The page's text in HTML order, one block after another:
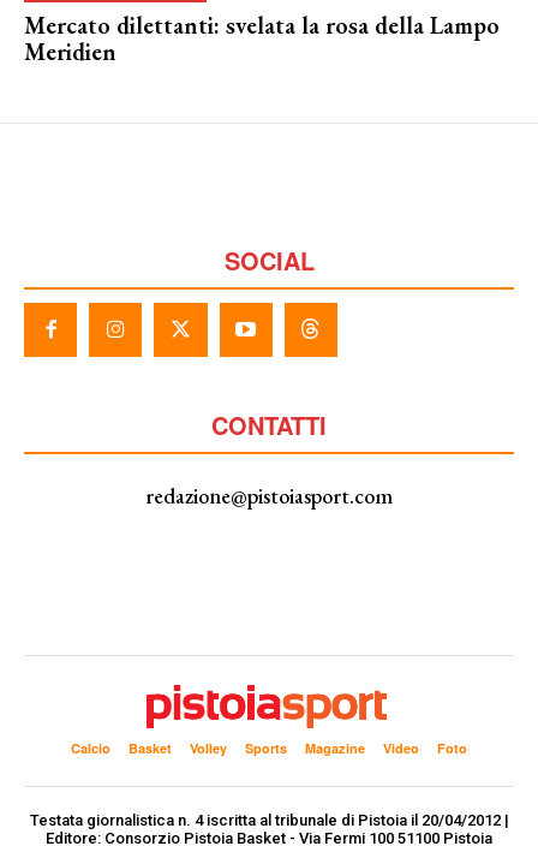
Mercato dilettanti: svelata la rosa della Lampo
Meridien
SOCIAL
CONTATTI
redazione@pistoiasport.com
Calcio Basket Volley Sports Magazine Video Foto
Testata giornalistica n. 4 iscritta al tribunale di Pistoia il 20/04/2012 |
Editore: Consorzio Pistoia Basket - Via Fermi 100 51100 Pistoia